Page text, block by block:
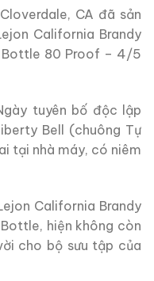
CA đã sản
California Brandy
80 Proof – 4/5
tuyên bố độc lập
Bell (chuông Tự
tại nhà máy, có niêm
California Brandy
hiện không còn
cho bộ sưu tập của